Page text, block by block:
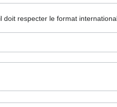
respecter le format